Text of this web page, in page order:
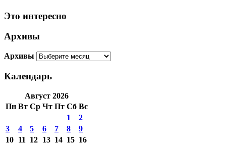
Это интересно
Архивы
Архивы
Календарь
Август 2026
Пн Вт Ср Чт Пт Сб Вс
1
2
3
4 5 6 7 8
9
10 11 12 13 14 15 16